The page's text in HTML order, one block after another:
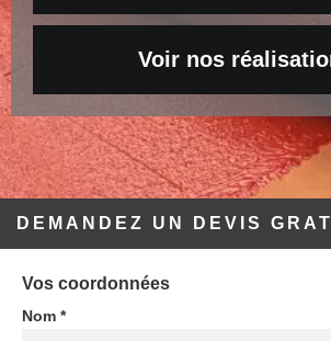
Voir nos
DEMANDEZ UN DEVIS
Vos coordonnées
Nom *